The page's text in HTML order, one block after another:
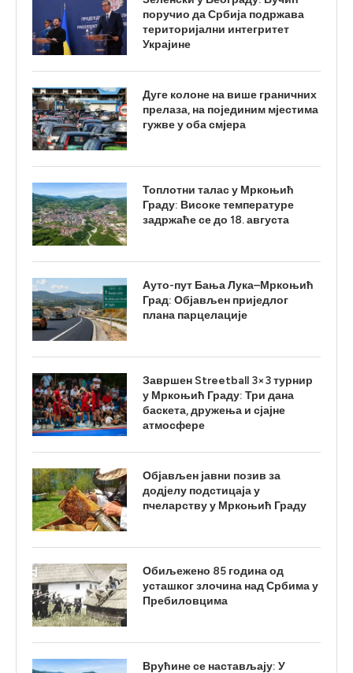
поручио да Србија подржава
територијални интегритет
Украјине
Дуге колоне на више граничних
прелаза, на појединим мјестима
гужве у оба смјера
Топлотни талас у Мркоњић
Граду: Високе температуре
задржаће се до 18. августа
Ауто-пут Бања Лука–Мркоњић
Град: Објављен приједлог
плана парцелације
Завршен Streetball 3×3 турнир
у Мркоњић Граду: Три дана
баскета, дружења и сјајне
атмосфере
Објављен јавни позив за
додјелу подстицаја у
пчеларству у Мркоњић Граду
Обиљежено 85 година од
усташког злочина над Србима у
Пребиловцима
Врућине се настављају: У